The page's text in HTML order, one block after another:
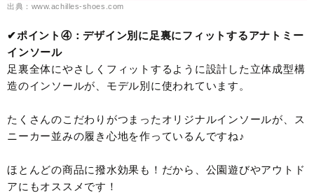
出典：www.achilles-shoes.com
✔︎ポイント④：デザイン別に足裏にフィットするアナトミー
インソール
足裏全体にやさしくフィットするように設計した立体成型構
造のインソールが、モデル別に使われています。
たくさんのこだわりがつまったオリジナルインソールが、ス
ニーカー並みの履き心地を作っているんですね♪
ほとんどの商品に撥水効果も！だから、公園遊びやアウトド
アにもオススメです！